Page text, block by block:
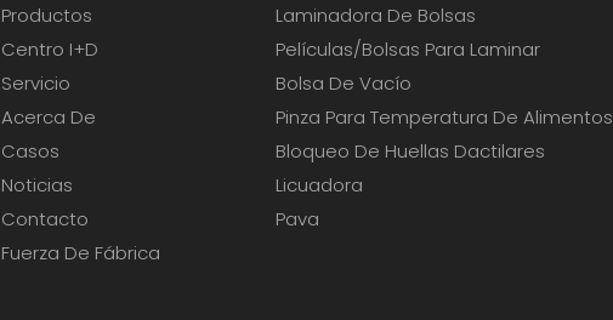
Productos
Centro I+D
Servicio
Acerca De
Casos
Noticias
Contacto
Fuerza De Fábrica
Laminadora De Bolsas
Películas/bolsas Para Laminar
Bolsa De Vacío
Pinza Para Temperatura De Alimentos
Bloqueo De Huellas Dactilares
Licuadora
Pava